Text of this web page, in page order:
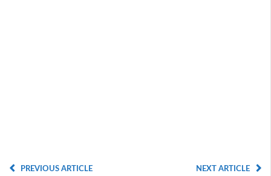
PREVIOUS ARTICLE NEXT ARTICLE